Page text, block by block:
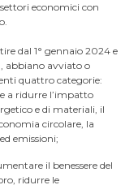
economici con
dal 1° gennaio 2024 e
abbiano avviato o
quattro categorie:
a ridurre l’impatto
e di materiali, il
circolare, la
emissioni;
il benessere del
ridurre le